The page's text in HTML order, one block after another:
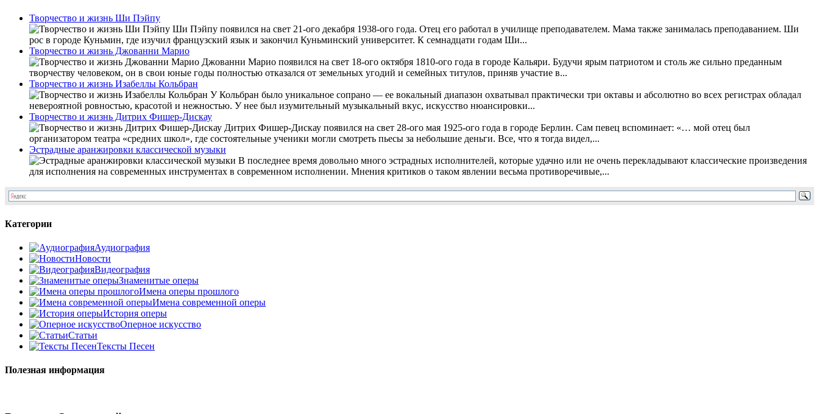
Творчество и жизнь Ши Пэйпу
Ши Пэйпу появился на свет 21-ого декабря 1938-ого года. Отец его работал в училище преподавателем. Мама также занималась преподаванием. Ши
рос в городе Куньмин, где изучил французский язык и закончил Куньминский университет. К семнадцати годам Ши...
Творчество и жизнь Джованни Марио
Джованни Марио появился на свет 18-ого октября 1810-ого года в городе Кальяри. Будучи ярым патриотом и столь же сильно преданным
творчеству человеком, он в свои юные годы полностью отказался от земельных угодий и семейных титулов, приняв участие в...
Творчество и жизнь Изабеллы Кольбран
У Кольбран было уникальное сопрано — ее вокальный диапазон охватывал практически три октавы и абсолютно во всех регистрах обладал
невероятной ровностью, красотой и нежностью. У нее был изумительный музыкальный вкус, искусство нюансировки...
Творчество и жизнь Дитрих Фишер-Дискау
Дитрих Фишер-Дискау появился на свет 28-ого мая 1925-ого года в городе Берлин. Сам певец вспоминает: «… мой отец был
организатором театра «средних школ», где состоятельные ученики могли смотреть пьесы за небольшие деньги. Все, что я тогда видел,...
Эстрадные аранжировки классической музыки
В последнее время довольно много эстрадных исполнителей, которые удачно или не очень перекладывают классические произведения
для исполнения на современных инструментах в современном исполнении. Мнения критиков о таком явлении весьма противоречивые,...
Категории
Аудиография
Новости
Видеография
Знаменитые оперы
Имена оперы прошлого
Имена современной оперы
История оперы
Оперное искусство
Статьи
Тексты Песен
Полезная информация